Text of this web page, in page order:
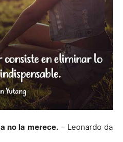
no la merece.– Leonardo da